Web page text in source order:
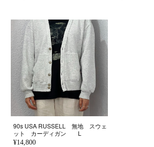
90s USA RUSSELL 無地 スウェ
ット カーディガン L
¥14,800